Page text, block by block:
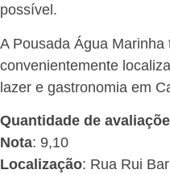
possível.
A Pousada Água Marinha
convenientemente
lazer e gastronomia em
Quantidade de
Nota: 9,10
Localização: Rua Rui